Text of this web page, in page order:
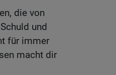
die von
und
für immer
macht dir